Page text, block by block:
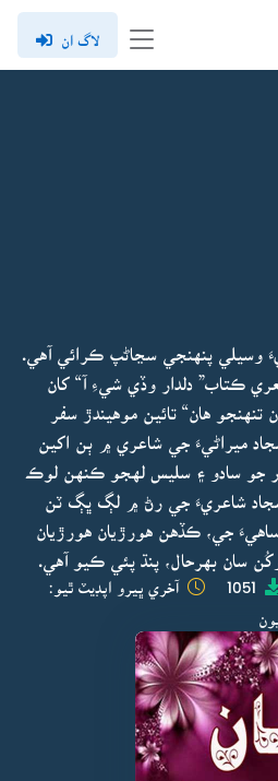
لاگ ان
وسيلي پنهنجي سڃاڻپ ڪرائي آهي.
ڪتاب” دلدار وڏي شيءِ آ“ کان
هان“ تائين موهيندڙ سفر
ميراڻيءَ جي شاعري ۾ ٻن اکين
جو سادو ۽ سليس لهجو ڪنهن لوڪ
شاعريءَ جي رڻ ۾ لڳ ڀڳ ٽن
جي، ڪڏهن هورڙيان هورڙيان
سان بهرحال، پنڌ پئي ڪيو آهي.
1051 آخري ڀيرو اپڊيٽ ٿيو: